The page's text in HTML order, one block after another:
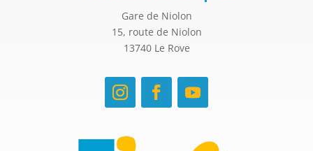
Gare de Niolon
15, route de Niolon
13740 Le Rove